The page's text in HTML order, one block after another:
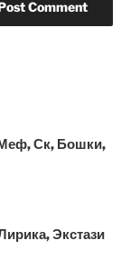
Ск, Бошки,
Экстази